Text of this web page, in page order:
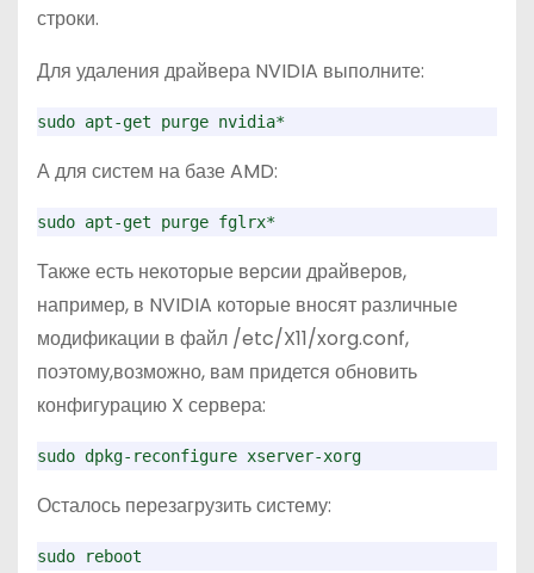
строки.
Для удаления драйвера NVIDIA выполните:
sudo apt-get purge nvidia*
А для систем на базе AMD:
sudo apt-get purge fglrx*
Также есть некоторые версии драйверов,
например, в NVIDIA которые вносят различные
модификации в файл /etc/X11/xorg.conf,
поэтому,возможно, вам придется обновить
конфигурацию X сервера:
sudo dpkg-reconfigure xserver-xorg
Осталось перезагрузить систему:
sudo reboot